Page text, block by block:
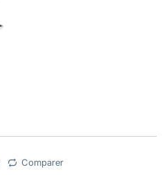
Comparer